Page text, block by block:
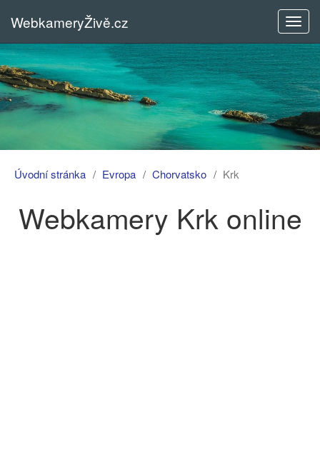
menu
WebkameryŽivě.cz
Úvodní stránka Evropa Chorvatsko Krk
Webkamery Krk online